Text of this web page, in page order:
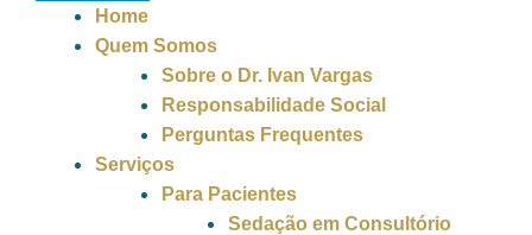
Home
Quem Somos
Sobre o Dr. Ivan Vargas
Responsabilidade Social
Perguntas Frequentes
Serviços
Para Pacientes
Sedação em Consultório